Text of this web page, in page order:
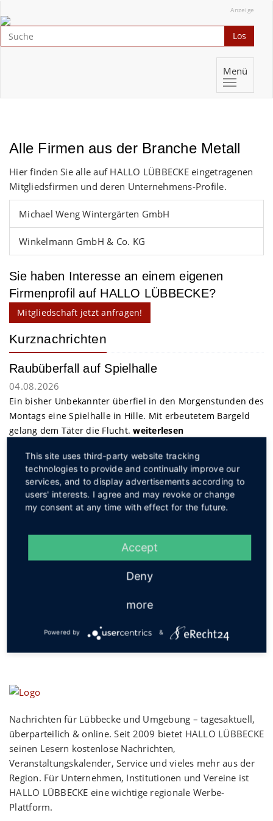
Anzeige
Los
Menü
Alle Firmen aus der Branche Metall
Hier finden Sie alle auf HALLO LÜBBECKE eingetragenen
Mitgliedsfirmen und deren Unternehmens-Profile.
Michael Weng Wintergärten GmbH
Winkelmann GmbH & Co. KG
Sie haben Interesse an einem eigenen
Firmenprofil auf HALLO LÜBBECKE?
Mitgliedschaft jetzt anfragen!
Kurznachrichten
Raubüberfall auf Spielhalle
04.08.2026
Ein bisher Unbekannter überfiel in den Morgenstunden des
Montags eine Spielhalle in Hille. Mit erbeutetem Bargeld
gelang dem Täter die Flucht.weiterlesen
Service
Nachrichten für Lübbecke und Umgebung – tagesaktuell,
überparteilich & online. Seit 2009 bietet HALLO LÜBBECKE
seinen Lesern kostenlose Nachrichten,
Veranstaltungskalender, Service und vieles mehr aus der
Region. Für Unternehmen, Institutionen und Vereine ist
HALLO LÜBBECKE eine wichtige regionale Werbe-
Plattform.
This site uses third-party website tracking
technologies to provide and continually improve our
services, and to display advertisements according to
users' interests. I agree and may revoke or change
my consent at any time with effect for the future.
Accept
Deny
more
Powered by &